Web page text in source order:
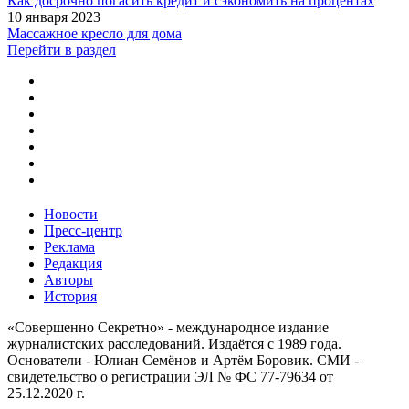
10 января 2023
Массажное кресло для дома
Перейти в раздел
Новости
Пресс-центр
Реклама
Редакция
Авторы
История
«Совершенно Секретно» - международное издание
журналистских расследований. Издаётся с 1989 года.
Основатели - Юлиан Семёнов и Артём Боровик. CМИ -
свидетельство о регистрации ЭЛ № ФС 77-79634 от
25.12.2020 г.